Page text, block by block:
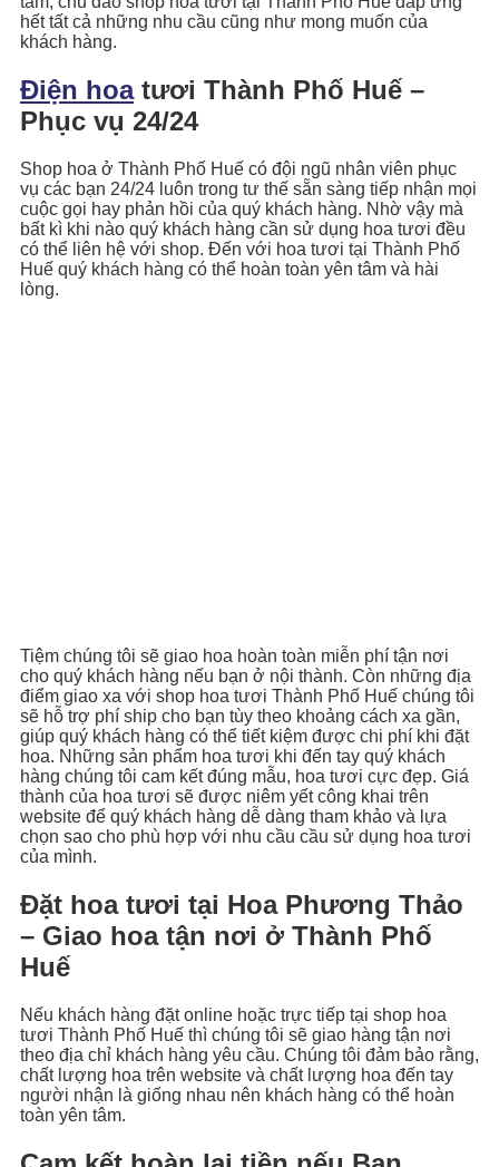
hết tất cả những nhu cầu cũng như mong muốn của
khách hàng.
Điện hoatươi Thành Phố Huế –
Phục vụ 24/24
Shop hoa ở Thành Phố Huế có đội ngũ nhân viên phục
vụ các bạn 24/24 luôn trong tư thế sẵn sàng tiếp nhận mọi
cuộc gọi hay phản hồi của quý khách hàng. Nhờ vậy mà
bất kì khi nào quý khách hàng cần sử dụng hoa tươi đều
có thể liên hệ với shop. Đến với hoa tươi tại Thành Phố
Huế quý khách hàng có thể hoàn toàn yên tâm và hài
lòng.
Tiệm chúng tôi sẽ giao hoa hoàn toàn miễn phí tận nơi
cho quý khách hàng nếu bạn ở nội thành. Còn những địa
điểm giao xa với shop hoa tươi Thành Phố Huế chúng tôi
sẽ hỗ trợ phí ship cho bạn tùy theo khoảng cách xa gần,
giúp quý khách hàng có thể tiết kiệm được chi phí khi đặt
hoa. Những sản phẩm hoa tươi khi đến tay quý khách
hàng chúng tôi cam kết đúng mẫu, hoa tươi cực đẹp. Giá
thành của hoa tươi sẽ được niêm yết công khai trên
website để quý khách hàng dễ dàng tham khảo và lựa
chọn sao cho phù hợp với nhu cầu cầu sử dụng hoa tươi
của mình.
Đặt hoa tươi tại Hoa Phương Thảo
– Giao hoa tận nơi ở Thành Phố
Huế
Nếu khách hàng đặt online hoặc trực tiếp tại shop hoa
tươi Thành Phố Huế thì chúng tôi sẽ giao hàng tận nơi
theo địa chỉ khách hàng yêu cầu. Chúng tôi đảm bảo rằng,
chất lượng hoa trên website và chất lượng hoa đến tay
người nhận là giống nhau nên khách hàng có thể hoàn
toàn yên tâm.